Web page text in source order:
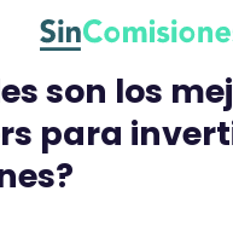
son los
para